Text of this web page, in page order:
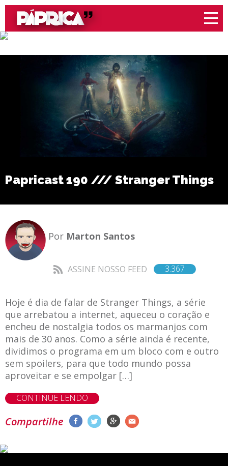
Papricast 190 /// Stranger Things
Por Marton Santos
ASSINE NOSSO FEED 3.367
Hoje é dia de falar de Stranger Things, a série
que arrebatou a internet, aqueceu o coração e
encheu de nostalgia todos os marmanjos com
mais de 30 anos. Como a série ainda é recente,
dividimos o programa em um bloco com e outro
sem spoilers, para que todo mundo possa
aproveitar e se empolgar […]
CONTINUE LENDO
Compartilhe